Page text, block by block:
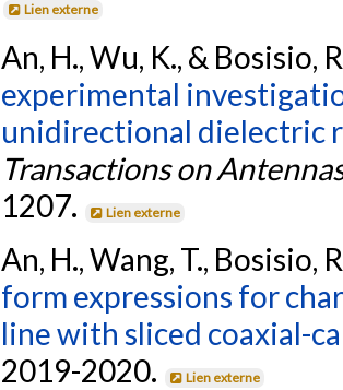
Lien externe
An, H., Wu, K., & Bosisio,
experimental
unidirectional dielectric
Transactions on
1207.
Lien externe
An, H., Wang, T., Bosisio,
form expressions for
line with sliced coaxial-
2019-2020.
Lien externe